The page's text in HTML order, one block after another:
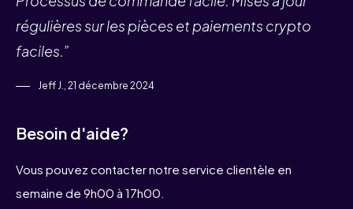
régulières sur les pièces et paiements crypto
faciles.”
Jeff J., 21 décembre 2024
Besoin d'aide?
Vous pouvez contacter notre service clientèle en
semaine de 9h00 à 17h00.